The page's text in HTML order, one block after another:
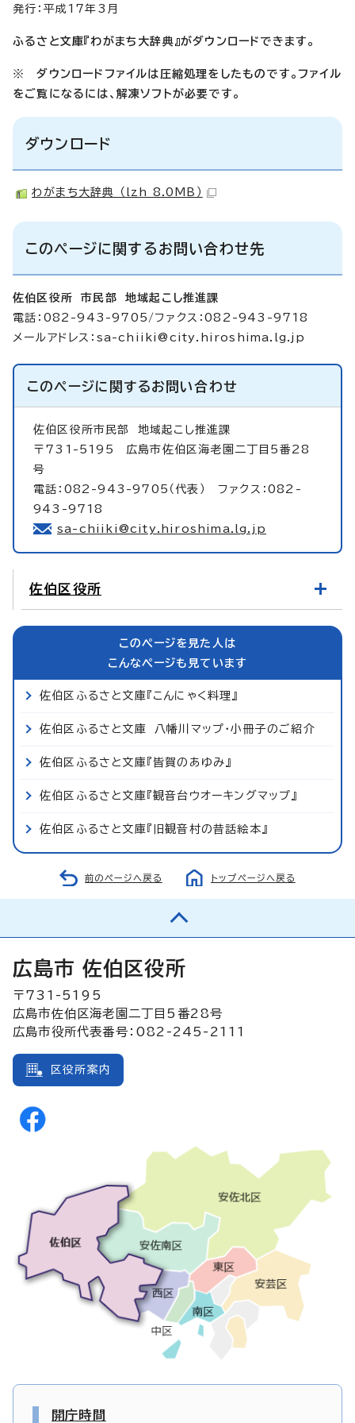
発行：平成17年3月
ふるさと文庫『わがまち大辞典』がダウンロードできます。
※ダウンロードファイルは圧縮処理をしたものです。ファイル
をご覧になるには、解凍ソフトが必要です。
ダウンロード
わがまち大辞典 （lzh 8.0MB）
このページに関するお問い合わせ先
佐伯区役所 市民部 地域起こし推進課
電話：082-943-9705/ファクス：082-943-9718
メールアドレス： sa-chiiki@city.hiroshima.lg.jp
このページに関するお問い合わせ
佐伯区役所市民部 地域起こし推進課
〒731-5195 広島市佐伯区海老園二丁目5番28
号
電話：082-943-9705（代表） ファクス：082-
943-9718
sa-chiiki@city.hiroshima.lg.jp
佐伯区役所
このページを見た人は
こんなページも見ています
佐伯区ふるさと文庫『こんにゃく料理』
佐伯区ふるさと文庫 八幡川マップ・小冊子のご紹介
佐伯区ふるさと文庫『皆賀のあゆみ』
佐伯区ふるさと文庫『観音台ウオーキングマップ』
佐伯区ふるさと文庫『旧観音村の昔話絵本』
前のページへ戻る トップページへ戻る
広島市 佐伯区役所
〒731-5195
広島市佐伯区海老園二丁目5番28号
広島市役所代表番号：082-245-2111
区役所案内
開庁時間